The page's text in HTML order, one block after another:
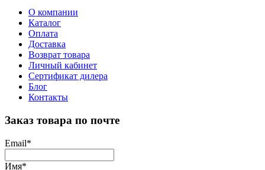
О компании
Каталог
Оплата
Доставка
Возврат товара
Личный кабинет
Сертификат дилера
Блог
Контакты
Заказ товара по почте
Email*
Имя*